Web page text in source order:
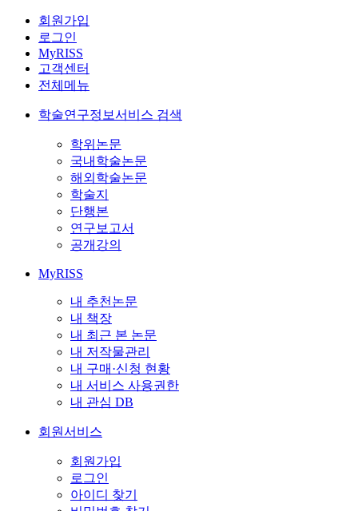
회원가입
로그인
MyRISS
고객센터
전체메뉴
학술연구정보서비스 검색
학위논문
국내학술논문
해외학술논문
학술지
단행본
연구보고서
공개강의
MyRISS
내 추천논문
내 책장
내 최근 본 논문
내 저작물관리
내 구매·신청 현황
내 서비스 사용권한
내 관심 DB
회원서비스
회원가입
로그인
아이디 찾기